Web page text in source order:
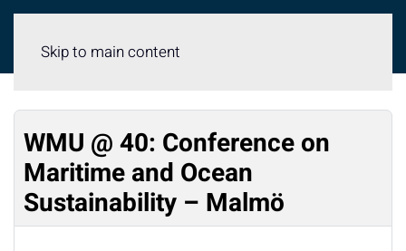
Skip to main content
WMU @ 40: Conference on
Maritime and Ocean
Sustainability – Malmö